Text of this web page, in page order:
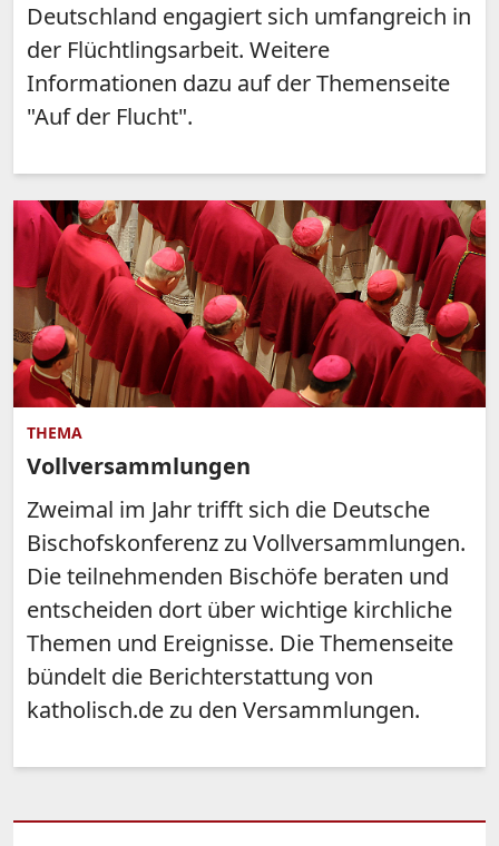
Deutschland engagiert sich umfangreich in
der Flüchtlingsarbeit. Weitere
Informationen dazu auf der Themenseite
"Auf der Flucht".
THEMA
Vollversammlungen
Zweimal im Jahr trifft sich die Deutsche
Bischofskonferenz zu Vollversammlungen.
Die teilnehmenden Bischöfe beraten und
entscheiden dort über wichtige kirchliche
Themen und Ereignisse. Die Themenseite
bündelt die Berichterstattung von
katholisch.de zu den Versammlungen.